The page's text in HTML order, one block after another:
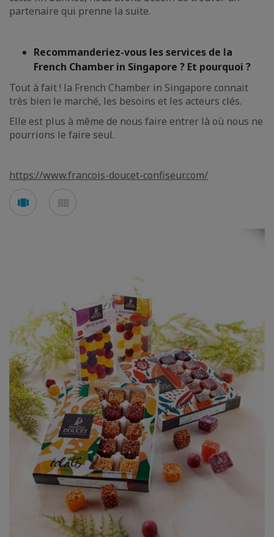
partenaire qui prenne la suite.
Recommanderiez-vous les services de la
French Chamber in Singapore ? Et pourquoi ?
Tout à fait ! la French Chamber in Singapore connait
très bien le marché, les besoins et les acteurs clés.
Elle est plus à même de nous faire entrer là où nous ne
pourrions le faire seul.
https://www.francois-doucet-confiseur.com/
See
carouselmosaic